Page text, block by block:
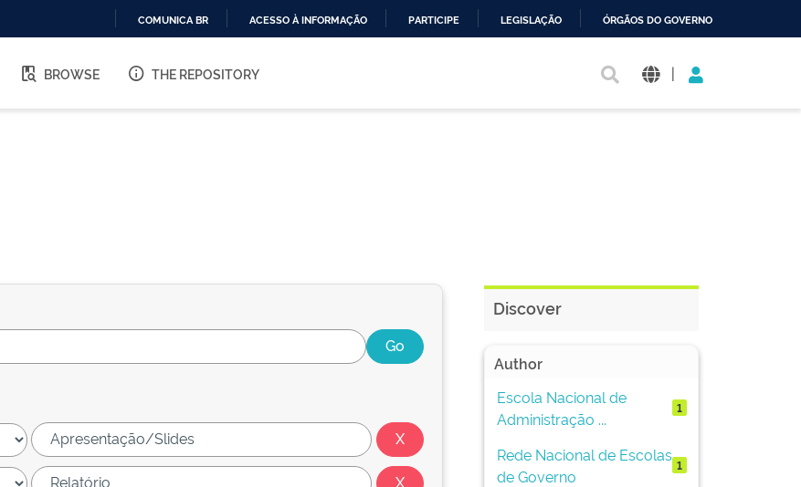
O
COMUNICA BR ACESSO À INFORMAÇÃO PARTICIPE LEGISLAÇÃO ÓRGÃOS DO GOVERNO
BROWSE THE REPOSITORY |
Discover
Author
Escola Nacional de
Administração ...
1
Rede Nacional de Escolas
de Governo
1